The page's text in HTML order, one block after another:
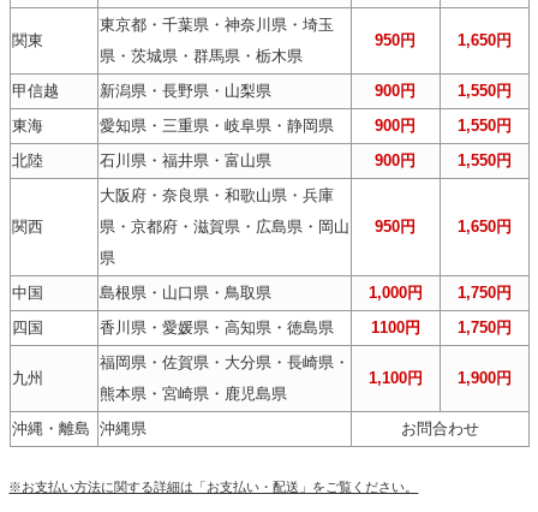
関東
東京都・千葉県・神奈川県・埼玉
県・茨城県・群馬県・栃木県
950円 1,650円
甲信越 新潟県・長野県・山梨県 900円
1,550円
東海
愛知県・三重県・岐阜県・静岡県 900円
1,550円
北陸
石川県・福井県・富山県 900円 1,550円
関西
大阪府・奈良県・和歌山県・兵庫
県・京都府・滋賀県・広島県・岡山
県
950円 1,650円
中国 島根県・山口県・鳥取県 1,000円
1,750円
四国
香川県・愛媛県・高知県・徳島県 1100円 1,750円
九州
福岡県・佐賀県・大分県・長崎県・
熊本県・宮崎県・鹿児島県
1,100円 1,900円
沖縄・離島 沖縄県 お問合わせ
※お支払い方法に関する詳細は「お支払い・配送」をご覧ください。